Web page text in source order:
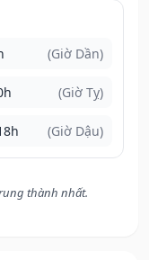
(Giờ Dần)
(Giờ Tỵ)
(Giờ Dậu)
thành nhất.